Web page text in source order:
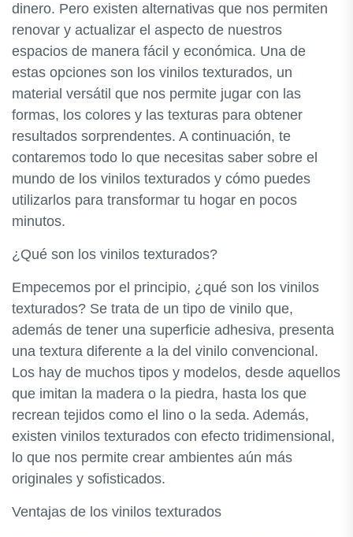
dinero. Pero existen alternativas que nos permiten
renovar y actualizar el aspecto de nuestros
espacios de manera fácil y económica. Una de
estas opciones son los vinilos texturados, un
material versátil que nos permite jugar con las
formas, los colores y las texturas para obtener
resultados sorprendentes. A continuación, te
contaremos todo lo que necesitas saber sobre el
mundo de los vinilos texturados y cómo puedes
utilizarlos para transformar tu hogar en pocos
minutos.
¿Qué son los vinilos texturados?
Empecemos por el principio, ¿qué son los vinilos
texturados? Se trata de un tipo de vinilo que,
además de tener una superficie adhesiva, presenta
una textura diferente a la del vinilo convencional.
Los hay de muchos tipos y modelos, desde aquellos
que imitan la madera o la piedra, hasta los que
recrean tejidos como el lino o la seda. Además,
existen vinilos texturados con efecto tridimensional,
lo que nos permite crear ambientes aún más
originales y sofisticados.
Ventajas de los vinilos texturados